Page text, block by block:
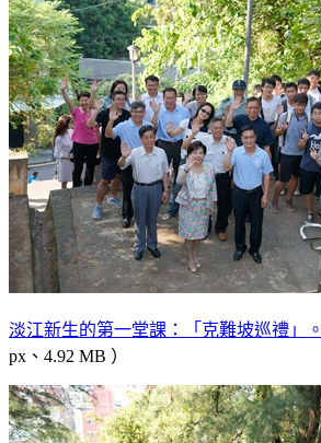
淡江新生的第一堂課：「克難坡巡禮」。
px、4.92 MB ）